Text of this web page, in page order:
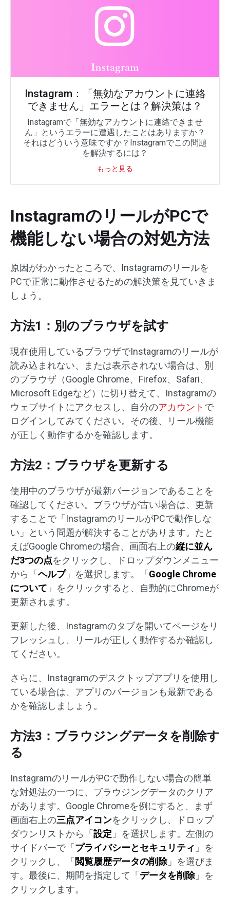
Instagram：「無効なアカウントに連絡
できません」エラーとは？解決策は？
Instagramで「無効なアカウントに連絡できませ
ん」というエラーに遭遇したことはありますか？
それはどういう意味ですか？Instagramでこの問題
を解決するには？
もっと見る
InstagramのリールがPCで
機能しない場合の対処方法
原因がわかったところで、Instagramのリールを
PCで正常に動作させるための解決策を見ていきま
しょう。
方法1：別のブラウザを試す
現在使用しているブラウザでInstagramのリールが
読み込まれない、または表示されない場合は、別
のブラウザ（Google Chrome、Firefox、Safari、
Microsoft Edgeなど）に切り替えて、Instagramの
ウェブサイトにアクセスし、自分のアカウント で
ログインしてみてください。その後、リール機能
が正しく動作するかを確認します。
方法2：ブラウザを更新する
使用中のブラウザが最新バージョンであることを
確認してください。ブラウザが古い場合は、更新
することで「InstagramのリールがPCで動作しな
い」という問題が解決することがあります。たと
えばGoogle Chromeの場合、画面右上の縦に並ん
だ3つの点をクリックし、ドロップダウンメニュー
から「 ヘルプ」を選択します。「 Google Chrome
について 」をクリックすると、自動的にChromeが
更新されます。
更新した後、Instagramのタブを開いてページをリ
フレッシュし、リールが正しく動作するか確認し
てください。
さらに、Instagramのデスクトップアプリを使用し
ている場合は、アプリのバージョンも最新である
かを確認しましょう。
方法3：ブラウジングデータを削除す
る
InstagramのリールがPCで動作しない場合の簡単
な対処法の一つに、ブラウジングデータのクリア
があります。Google Chromeを例にすると、まず
画面右上の三点アイコンをクリックし、ドロップ
ダウンリストから「 設定 」を選択します。左側の
サイドバーで「 プライバシーとセキュリティ 」を
クリックし、「 閲覧履歴データの削除」を選びま
す。最後に、期間を指定して「 データを削除」を
クリックします。